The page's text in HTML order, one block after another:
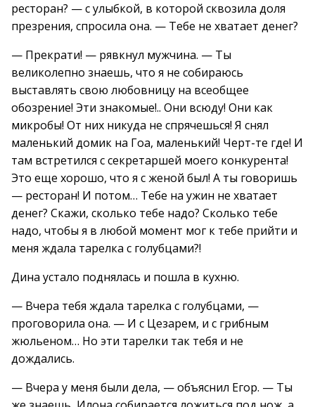
ресторан? — с улыбкой, в которой сквозила доля
презрения, спросила она. — Тебе не хватает денег?
— Прекрати! — рявкнул мужчина. — Ты
великолепно знаешь, что я не собираюсь
выставлять свою любовницу на всеобщее
обозрение! Эти знакомые!.. Они всюду! Они как
микробы! От них никуда не спрячешься! Я снял
маленький домик на Гоа, маленький! Черт-те где! И
там встретился с секретаршей моего конкурента!
Это еще хорошо, что я с женой был! А ты говоришь
— ресторан! И потом… Тебе на ужин не хватает
денег? Скажи, сколько тебе надо? Сколько тебе
надо, чтобы я в любой момент мог к тебе прийти и
меня ждала тарелка с голубцами?!
Дина устало поднялась и пошла в кухню.
— Вчера тебя ждала тарелка с голубцами, —
проговорила она. — И с Цезарем, и с грибным
жюльеном… Но эти тарелки так тебя и не
дождались.
— Вчера у меня были дела, — объяснил Егор. — Ты